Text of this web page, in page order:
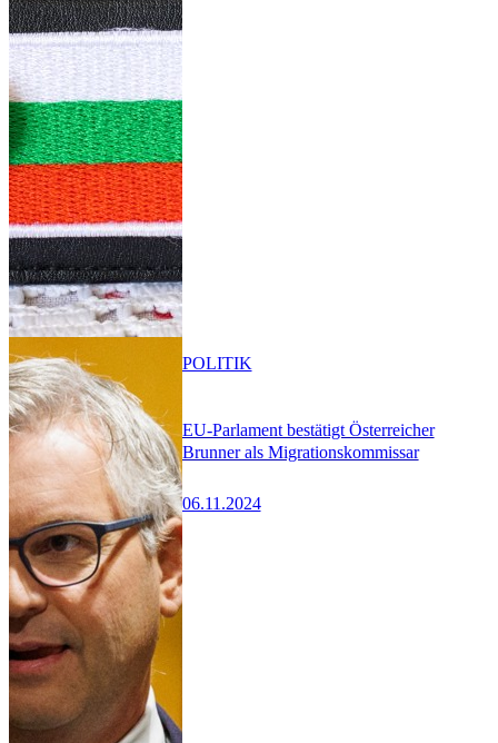
EU-Parlament bestätigt Österreicher
Brunner als Migrationskommissar
06.11.2024
POLITIK